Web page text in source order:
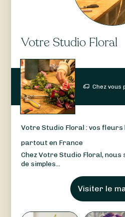
Votre Studio Floral
Chez vous
Votre Studio Floral : vos
partout en France
Chez Votre Studio Floral, nous
de simples...
Visiter le